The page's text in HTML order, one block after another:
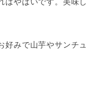
好みで山芋やサンチュ